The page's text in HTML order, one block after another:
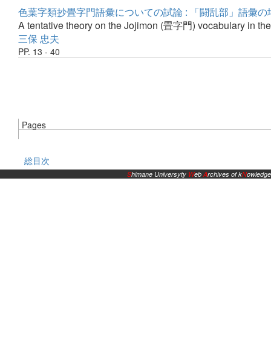
色葉字類抄畳字門語彙についての試論 : 「闘乱部」語彙の
A tentative theory on the Jojimon (畳字門) vocabulary in
三保 忠夫
PP. 13 - 40
Pages
総目次
Shimane Universyty WebArchives of kNowledge